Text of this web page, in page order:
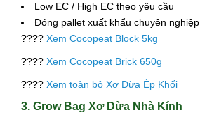
Low EC / High EC theo yêu cầu
Đóng pallet xuất khẩu chuyên nghiệp
???? Xem Cocopeat Block 5kg
???? Xem Cocopeat Brick 650g
???? Xem toàn bộ Xơ Dừa Ép Khối
3. Grow Bag Xơ Dừa Nhà Kính